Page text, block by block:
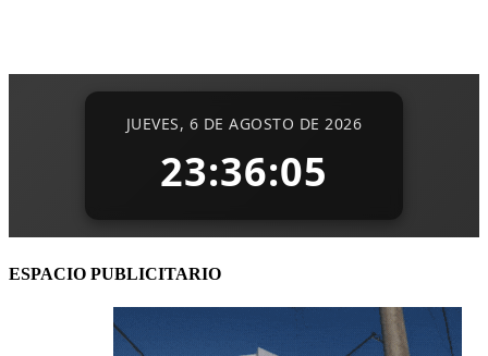
ESPACIO PUBLICITARIO